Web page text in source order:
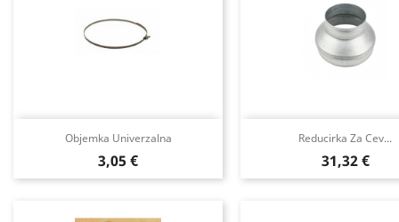
Objemka Univerzalna
Cena
3,05 €
Reducirka Za Cev...
Cena
31,32 €